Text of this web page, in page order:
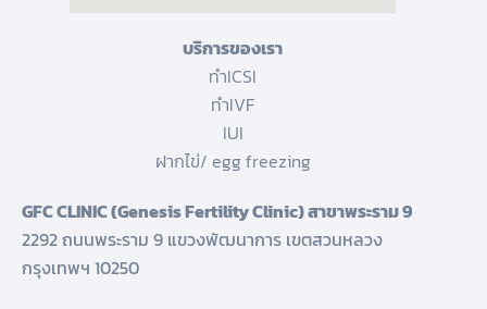
บริการของเรา
ทำICSI
ทำIVF
IUI
ฝากไข่/ egg freezing
GFC CLINIC (Genesis Fertility Clinic) สาขาพระราม 9
2292 ถนนพระราม 9 แขวงพัฒนาการ เขตสวนหลวง
กรุงเทพฯ 10250